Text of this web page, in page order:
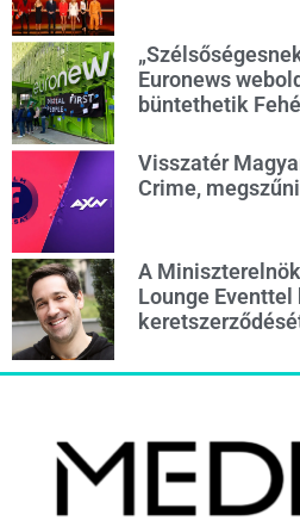
Euronews
büntethetik
Visszatér
Crime,
A
Lounge